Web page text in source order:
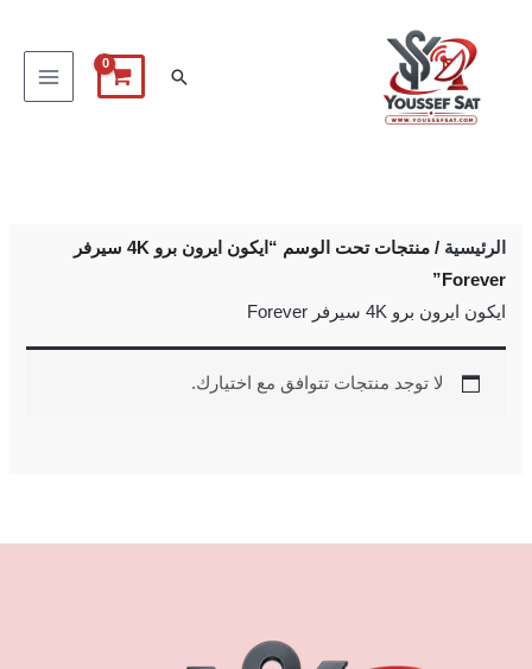
البحث
الرئيسية
/ منتجات تحت الوسم “ايكون ايرون برو 4K سيرفر
Forever”
ايكون ايرون برو 4K سيرفر Forever
لا توجد منتجات تتوافق مع اختيارك.